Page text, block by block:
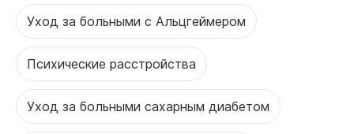
Уход за больными с Альцгеймером
Психические расстройства
Уход за больными сахарным диабетом